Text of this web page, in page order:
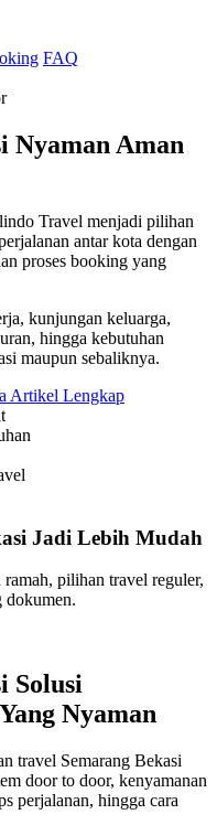
FAQ
Nyaman Aman
Travel menjadi pilihan
antar kota dengan
proses booking yang
kunjungan keluarga,
hingga kebutuhan
maupun sebaliknya.
Artikel Lengkap
Jadi Lebih Mudah
pilihan travel reguler,
dokumen.
Solusi
Nyaman
travel Semarang Bekasi
door to door, kenyamanan
perjalanan, hingga cara